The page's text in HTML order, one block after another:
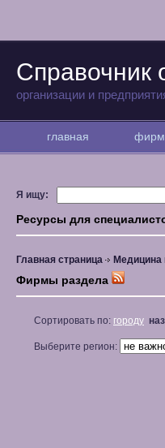
Справочник
организации и
главная
Я ищу:
Ресурсы для
Главная страница Медицина
Фирмы раздела
Сортировать по: городу
Выберите регион: